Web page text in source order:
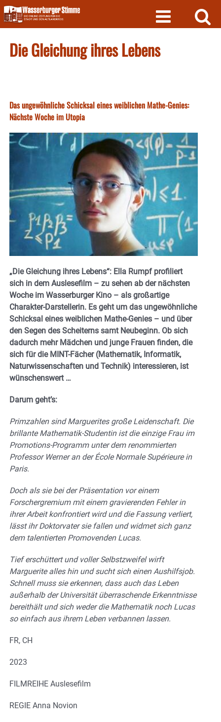
Skip
to
content
Die Gleichung ihres Lebens
Das ungewöhnliche Schicksal eines weiblichen Mathe-Genies:
Nächste Woche im Utopia
„Die Gleichung ihres Lebens“: Ella Rumpf profiliert
sich in dem Auslesefilm – zu sehen ab der nächsten
Woche im Wasserburger Kino – als großartige
Charakter-Darstellerin. Es geht um das ungewöhnliche
Schicksal eines weiblichen Mathe-Genies – und über
den Segen des Scheiterns samt Neubeginn. Ob sich
dadurch mehr Mädchen und junge Frauen finden, die
sich für die MINT-Fächer (Mathematik, Informatik,
Naturwissenschaften und Technik) interessieren, ist
wünschenswert …
Darum geht’s:
Primzahlen sind Marguerites große Leidenschaft. Die
brillante Mathematik-Studentin ist die einzige Frau im
Promotions-Programm unter dem renommierten
Professor Werner an der École Normale Supérieure in
Paris.
Doch als sie bei der Präsentation vor einem
Forschergremium mit einem gravierenden Fehler in
ihrer Arbeit konfrontiert wird und die Fassung verliert,
lässt ihr Doktorvater sie fallen und widmet sich ganz
dem talentierten Promovenden Lucas.
Tief erschüttert und voller Selbstzweifel wirft
Marguerite alles hin und sucht sich einen Aushilfsjob.
Schnell muss sie erkennen, dass auch das Leben
außerhalb der Universität überraschende Erkenntnisse
bereithält und sich weder die Mathematik noch Lucas
so einfach aus ihrem Leben verbannen lassen.
FR, CH
2023
FILMREIHE Auslesefilm
REGIE Anna Novion